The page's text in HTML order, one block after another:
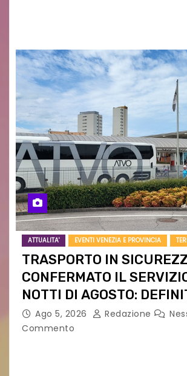
ATTUALITA' EVENTI VENEZIA E PROVINCIA
TRASPORTO IN
CONFERMATO IL
NOTTI DI AGOSTO:
PERCORSI, FERMATE E
Ago 5, 2026 Redazione
Commento